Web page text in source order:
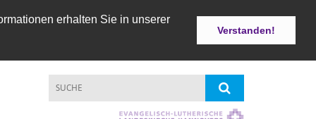
erhalten Sie in unserer
Verstanden!